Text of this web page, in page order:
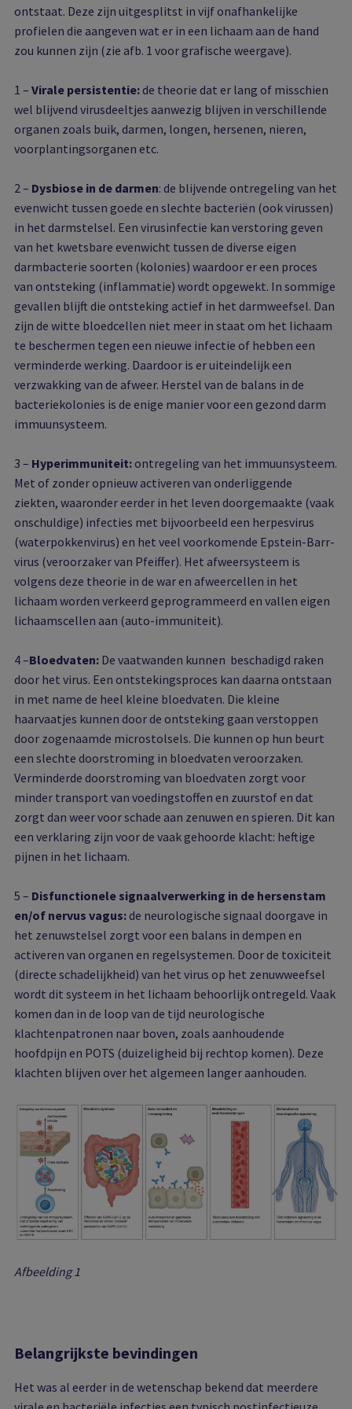
ontstaat. Deze zijn uitgesplitst in vijf onafhankelijke
profielen die aangeven wat er in een lichaam aan de hand
zou kunnen zijn (zie afb. 1 voor grafische weergave).
1 – Virale persistentie:de theorie dat er lang of misschien
wel blijvend virusdeeltjes aanwezig blijven in verschillende
organen zoals buik, darmen, longen, hersenen, nieren,
voorplantingsorganen etc.
2 – Dysbiose in de darmen: de blijvende ontregeling van het
evenwicht tussen goede en slechte bacteriën (ook virussen)
in het darmstelsel. Een virusinfectie kan verstoring geven
van het kwetsbare evenwicht tussen de diverse eigen
darmbacterie soorten (kolonies) waardoor er een proces
van ontsteking (inflammatie) wordt opgewekt. In sommige
gevallen blijft die ontsteking actief in het darmweefsel. Dan
zijn de witte bloedcellen niet meer in staat om het lichaam
te beschermen tegen een nieuwe infectie of hebben een
verminderde werking. Daardoor is er uiteindelijk een
verzwakking van de afweer. Herstel van de balans in de
bacteriekolonies is de enige manier voor een gezond darm
immuunsysteem.
3 – Hyperimmuniteit:ontregeling van het immuunsysteem.
Met of zonder opnieuw activeren van onderliggende
ziekten, waaronder eerder in het leven doorgemaakte (vaak
onschuldige) infecties met bijvoorbeeld een herpesvirus
(waterpokkenvirus) en het veel voorkomende Epstein-Barr-
virus (veroorzaker van Pfeiffer). Het afweersysteem is
volgens deze theorie in de war en afweercellen in het
lichaam worden verkeerd geprogrammeerd en vallen eigen
lichaamscellen aan (auto-immuniteit).
4 –Bloedvaten:De vaatwanden kunnen beschadigd raken
door het virus. Een ontstekingsproces kan daarna ontstaan
in met name de heel kleine bloedvaten. Die kleine
haarvaatjes kunnen door de ontsteking gaan verstoppen
door zogenaamde microstolsels. Die kunnen op hun beurt
een slechte doorstroming in bloedvaten veroorzaken.
Verminderde doorstroming van bloedvaten zorgt voor
minder transport van voedingstoffen en zuurstof en dat
zorgt dan weer voor schade aan zenuwen en spieren. Dit kan
een verklaring zijn voor de vaak gehoorde klacht: heftige
pijnen in het lichaam.
5 – Disfunctionele signaalverwerking in de hersenstam
en/of nervus vagus:de neurologische signaal doorgave in
het zenuwstelsel zorgt voor een balans in dempen en
activeren van organen en regelsystemen. Door de toxiciteit
(directe schadelijkheid) van het virus op het zenuwweefsel
wordt dit systeem in het lichaam behoorlijk ontregeld. Vaak
komen dan in de loop van de tijd neurologische
klachtenpatronen naar boven, zoals aanhoudende
hoofdpijn en POTS (duizeligheid bij rechtop komen). Deze
klachten blijven over het algemeen langer aanhouden.
Afbeelding 1
Belangrijkste bevindingen
Het was al eerder in de wetenschap bekend dat meerdere